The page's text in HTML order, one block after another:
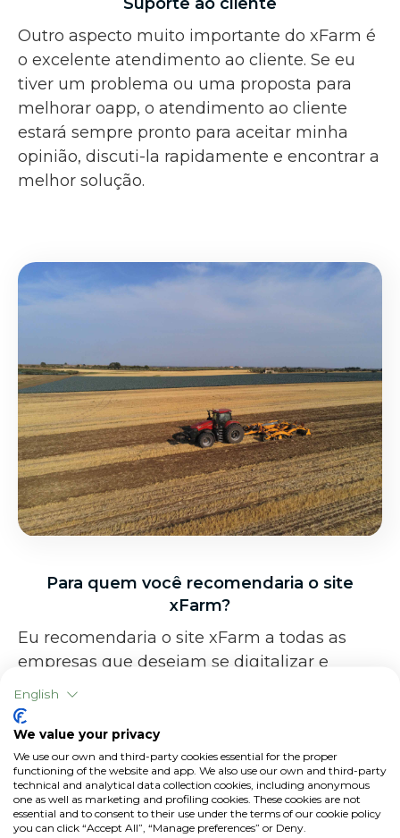
Outro aspecto muito importante do xFarm é
o excelente atendimento ao cliente. Se eu
tiver um problema ou uma proposta para
melhorar oapp, o atendimento ao cliente
estará sempre pronto para aceitar minha
opinião, discuti-la rapidamente e encontrar a
melhor solução.
Para quem você recomendaria o site
xFarm?
Eu recomendaria o site xFarm a todas as
empresas que desejam se digitalizar e
precisam de uma ferramenta com a qual
possam gerenciar sua empresa em 360
graus de maneira simples e eficaz.
English
We value your privacy
We use our own and third-party cookies essential for the proper
functioning of the website and app. We also use our own and third-party
technical and analytical data collection cookies, including anonymous
one as well as marketing and profiling cookies. These cookies are not
essential and to consent to their use under the terms of our cookie policy
you can click “Accept All”, “Manage preferences” or Deny.